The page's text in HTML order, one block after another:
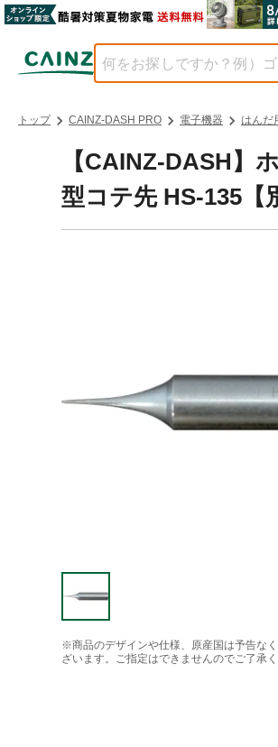
トップ CAINZ-DASH PRO 電子機器 はんだ
【CAINZ-DASH
型コテ先 HS-135【
※商品のデザインや仕様、原産国は予告な
ざいます。ご指定はできませんのでご了承く